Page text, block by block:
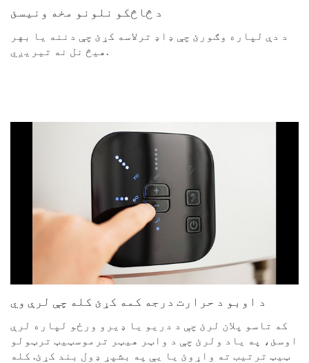
د څاڅکو نلونو مخه ونیسئ
د دې لپاره وګورئ چې ډاډ ترلاسه کړئ چې دننه یا بهر
هیڅ نل نه تیریږي.
د اوبو د حرارت درجه کمه کړئ کله چې لرې وي
که تاسو پلان لرئ چې د دریو یا ډیرو ورځو لپاره لرې
اوسئ، په یاد ولرئ چې د واټر هیټر ترموسټیټ ترټولو
ټیټ ترتیب ته واړوئ یا یې په بشپړ ډول بند کړئ. کله